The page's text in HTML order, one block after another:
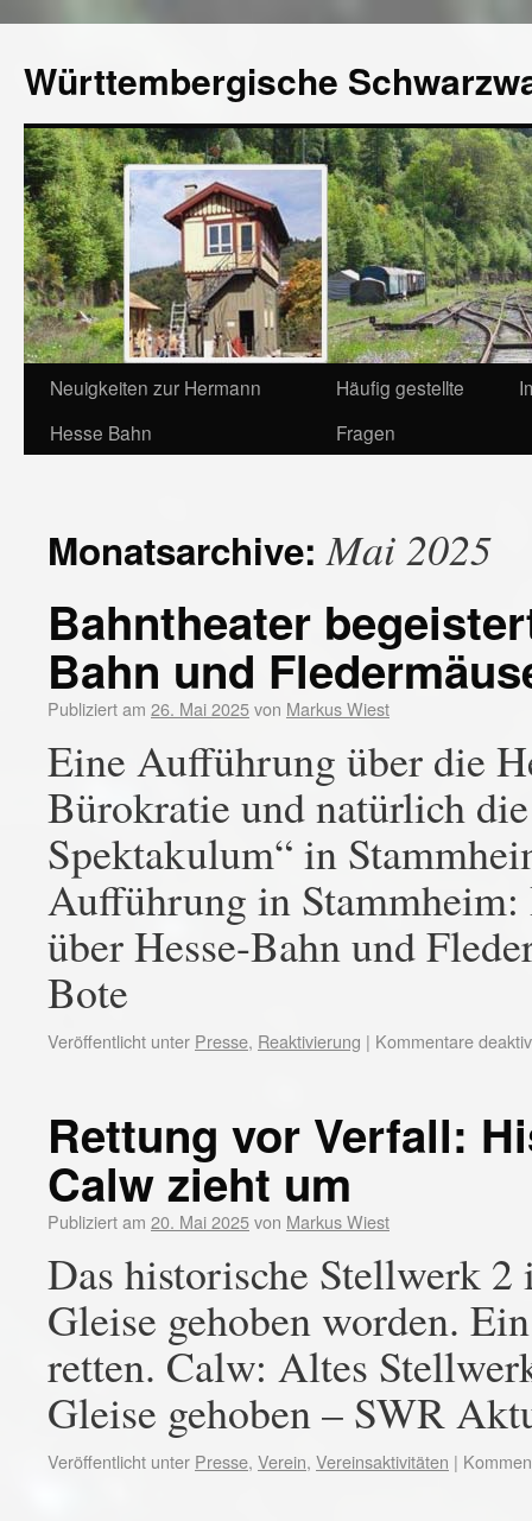
Württembergische
Neuigkeiten zur Hermann
Hesse Bahn
Häufig gestellte
Fragen
Monatsarchive:Mai 2025
Bahntheater
Bahn und
Publiziert am 26. Mai 2025von Markus Wiest
Eine Aufführung über die
Bürokratie und natürlich
Spektakulum“ in
Aufführung in Stammheim:
über Hesse-Bahn und
Bote
Veröffentlicht unter Presse, Reaktivierung | Kommentare
Rettung vor Verfall:
Calw zieht um
Publiziert am 20. Mai 2025von Markus Wiest
Das historische Stellwerk
Gleise gehoben worden.
retten. Calw: Altes
Gleise gehoben – SWR
Veröffentlicht unter Presse, Verein, Vereinsaktivitäten |